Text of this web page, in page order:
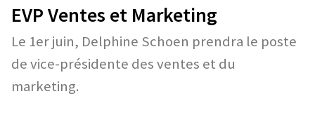
EVP Ventes et Marketing
Le 1er juin, Delphine Schoen prendra le poste
de vice-présidente des ventes et du
marketing.